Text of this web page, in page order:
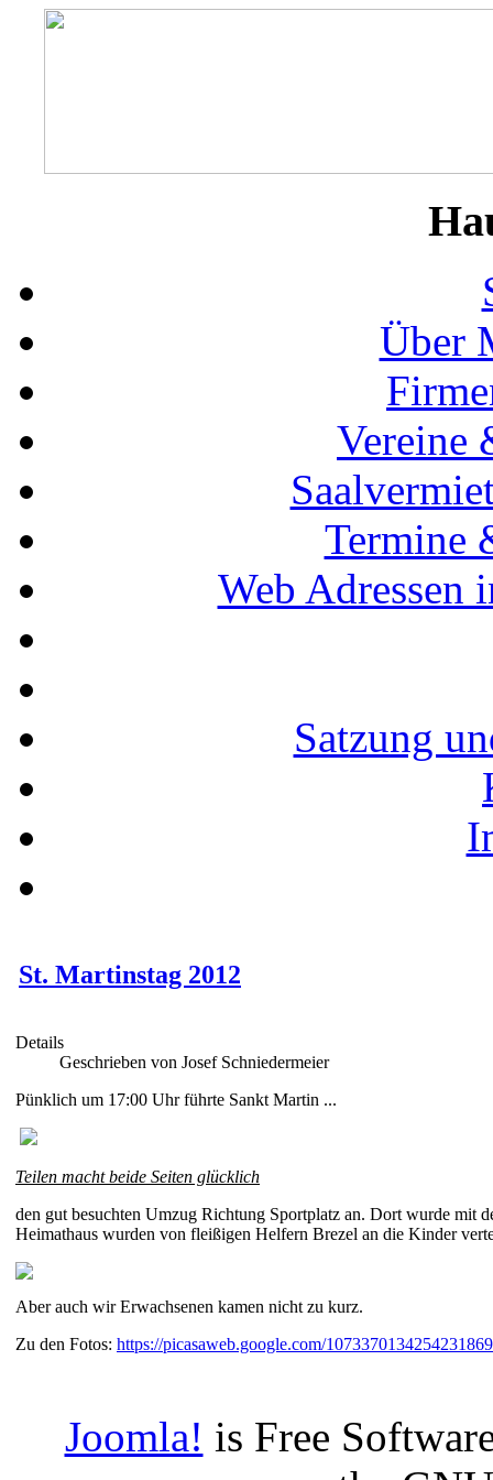
Über
Vereine
Termine
Web Adressen
Satzung
St. Martinstag 2012
Details
Geschrieben von Josef Schniedermeier
Pünklich um 17:00 Uhr führte Sankt Martin ...
Teilen macht beide Seiten glücklich
den gut besuchten Umzug Richtung Sportplatz an. Dort wurde mit
Heimathaus wurden von fleißigen Helfern Brezel an die Kinder
Aber auch wir Erwachsenen kamen nicht zu kurz.
Zu den Fotos: https://picasaweb.google.com/
Joomla! is Free